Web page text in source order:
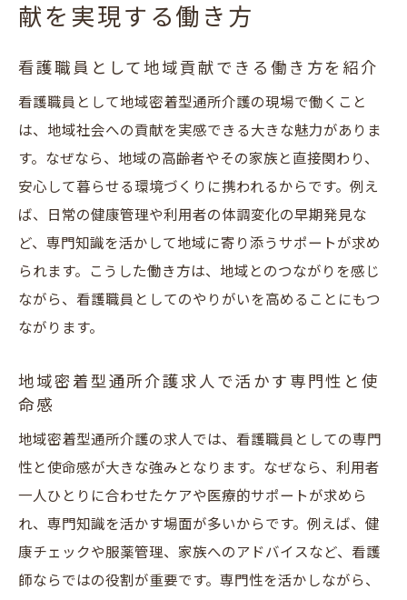
献を実現する働き方
看護職員として地域貢献できる働き方を紹介
看護職員として地域密着型通所介護の現場で働くこと
は、地域社会への貢献を実感できる大きな魅力がありま
す。なぜなら、地域の高齢者やその家族と直接関わり、
安心して暮らせる環境づくりに携われるからです。例え
ば、日常の健康管理や利用者の体調変化の早期発見な
ど、専門知識を活かして地域に寄り添うサポートが求め
られます。こうした働き方は、地域とのつながりを感じ
ながら、看護職員としてのやりがいを高めることにもつ
ながります。
地域密着型通所介護求人で活かす専門性と使
命感
地域密着型通所介護の求人では、看護職員としての専門
性と使命感が大きな強みとなります。なぜなら、利用者
一人ひとりに合わせたケアや医療的サポートが求めら
れ、専門知識を活かす場面が多いからです。例えば、健
康チェックや服薬管理、家族へのアドバイスなど、看護
師ならではの役割が重要です。専門性を活かしながら、